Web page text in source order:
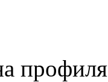
профиля